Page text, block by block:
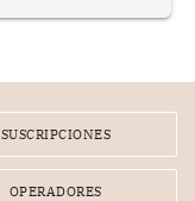
SUSCRIPCIONES
OPERADORES